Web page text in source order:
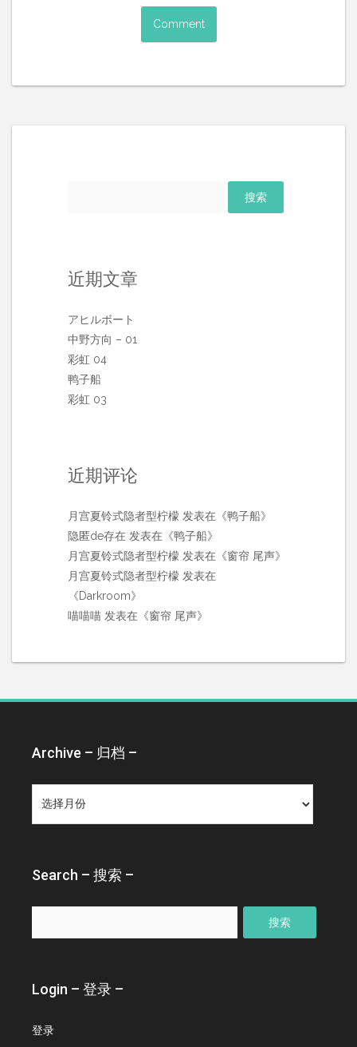
近期文章
アヒルボート
中野方向 – 01
彩虹 04
鸭子船
彩虹 03
近期评论
月宫夏铃式隐者型柠檬 发表在《鸭子船》
隐匿de存在 发表在《鸭子船》
月宫夏铃式隐者型柠檬 发表在《窗帘 尾声》
月宫夏铃式隐者型柠檬 发表在
《Darkroom》
喵喵喵 发表在《窗帘 尾声》
Archive – 归档 –
归
Search – 搜索 –
Login – 登录 –
登录